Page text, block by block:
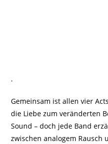
.
Gemeinsam ist allen vier
die Liebe zum veränderten
Sound – doch jede Band
zwischen analogem Rausch